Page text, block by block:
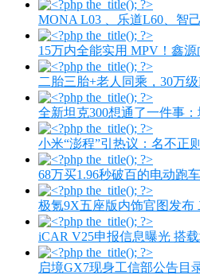
MONA L03 、乐道L60、智
15万内全能实用 MPV！鑫
二胎三胎+老人同乘，30万
全新坦克300想通了一件事
小米“澎程”引热议：名不正
68万买1.96秒破百的电动跑
极氪9X五座版内饰官图发布
iCAR V25申报信息曝光 搭
启境GX7现身工信部公告目